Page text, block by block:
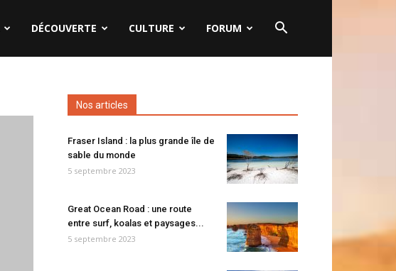
DÉCOUVERTE CULTURE FORUM
Nos articles
Fraser Island : la plus grande île de
sable du monde
5 septembre 2023
Great Ocean Road : une route
entre surf, koalas et paysages...
5 septembre 2023